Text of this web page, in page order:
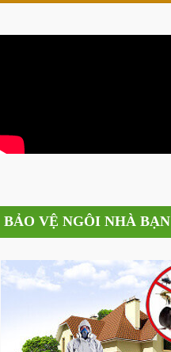
BẢO VỆ NGÔI NHÀ BẠN